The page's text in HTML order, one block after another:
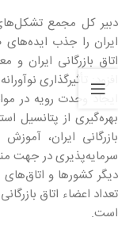
دبیر کل مجمع
ایران را جذب ایده‌های
اتاق بازرگانی ایران
افزود: تأثیرگذاری
ایجاد وحدت رویه در
بهره‌گیری از پتانسیل
بازرگانی ایران،
سرمایه‌پذیری در جهت
دیگر کشورها و اتاق‌های
تعداد اعضاء اتاق
است.